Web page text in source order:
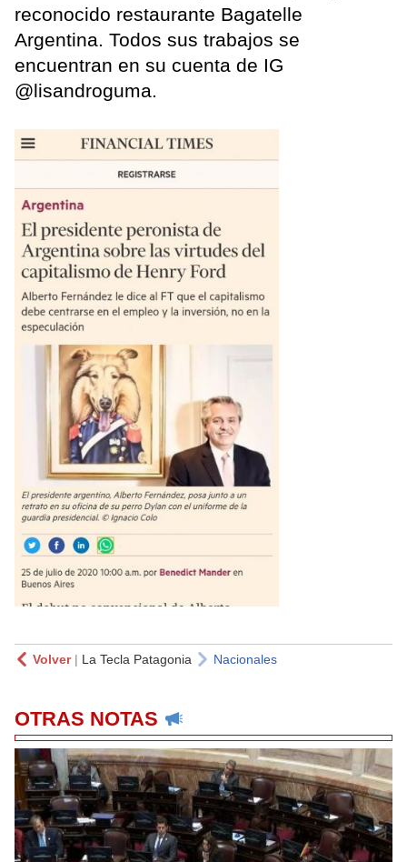
reconocido restaurante Bagatelle
Argentina. Todos sus trabajos se
encuentran en su cuenta de IG
@lisandroguma.
Volver| La Tecla Patagonia Nacionales
OTRAS NOTAS